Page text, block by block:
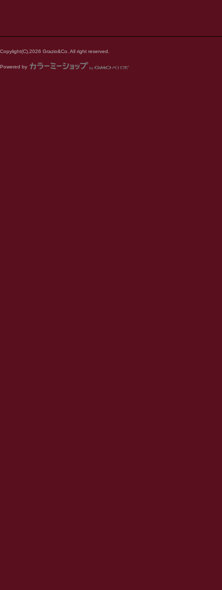
Copylight(C),2026 Grazio&Co. All right reserved.
Powered by